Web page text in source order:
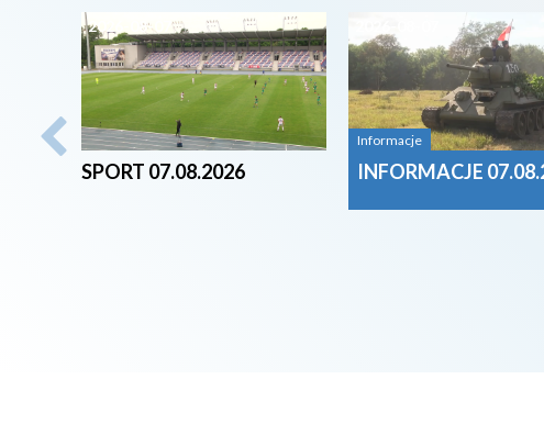
2026-08-07
SPORT 07.08.2026
Informacje
INFORMACJE